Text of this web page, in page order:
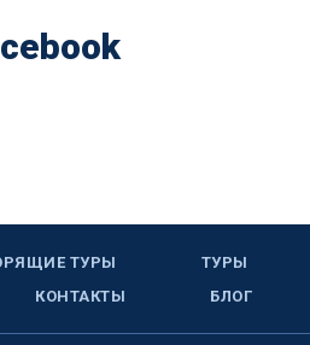
ТУРЫ
ТУРЫ
КОНТАКТЫ БЛОГ